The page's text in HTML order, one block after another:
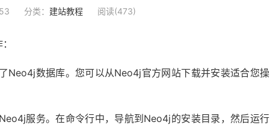
分类： 建站教程 阅读(473)
Neo4j数据库。您可以从Neo4j官方网站下载并安装适合您操
服务。在命令行中，导航到Neo4j的安装目录，然后运行